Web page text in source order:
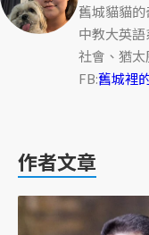
舊城貓貓
中教大英
社會、猶太
FB:舊城裡
作者文章